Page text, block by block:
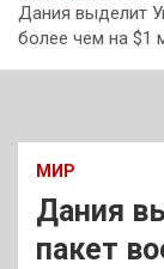
Дания выделит
более чем на $1
МИР
Дания
пакет